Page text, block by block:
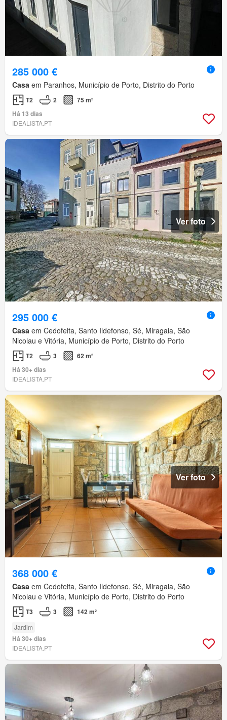
285 000 €
Casa em Paranhos, Município de Porto, Distrito do Porto
T2 2
75 m²
Há 13 dias
IDEALISTA.PT
Ver foto
295 000 €
Casa em Cedofeita, Santo Ildefonso, Sé, Miragaia, São
Nicolau e Vitória, Município de Porto, Distrito do Porto
T2 3
62 m²
Há 30+ dias
IDEALISTA.PT
Ver foto
368 000 €
Casa em Cedofeita, Santo Ildefonso, Sé, Miragaia, São
Nicolau e Vitória, Município de Porto, Distrito do Porto
T3 3 142 m²
Jardim
Há 30+ dias
IDEALISTA.PT